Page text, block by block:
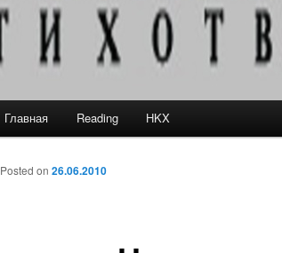
Перейти к основному содержимому
Перейти к дополнительному содержимому
Главная Reading HKX
Навигация по записям
Posted on 26.06.2010